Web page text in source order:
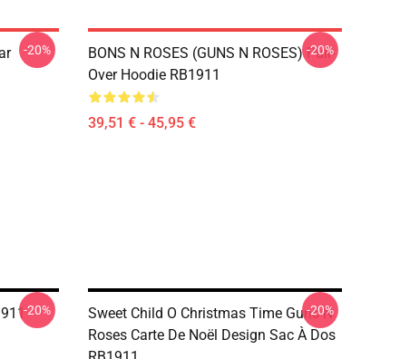
-20%
BONS N ROSES (GUNS N ROSES) Pull-
Over Hoodie RB1911
39,51 € - 45,95 €
-20%
-20%
Sweet Child O Christmas Time Guns N
Roses Carte De Noël Design Sac À Dos
-20%